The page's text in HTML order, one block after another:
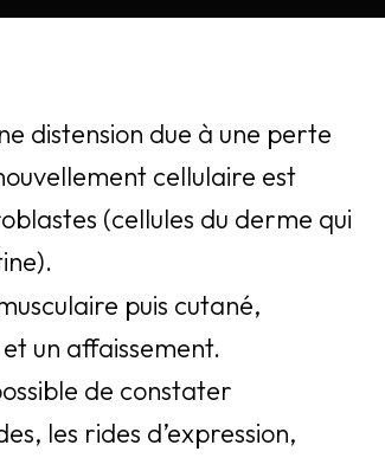
distension due à une perte
cellulaire est
(cellules du derme qui
puis cutané,
un affaissement.
de constater
les rides d’expression,